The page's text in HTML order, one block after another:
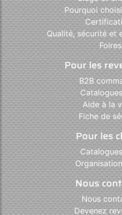
Pourquoi
Qualité, sécurité et
Foires
Pour les
B2B
Aide à la
Fiche de
Pour les
Nous
Nous
Devenez